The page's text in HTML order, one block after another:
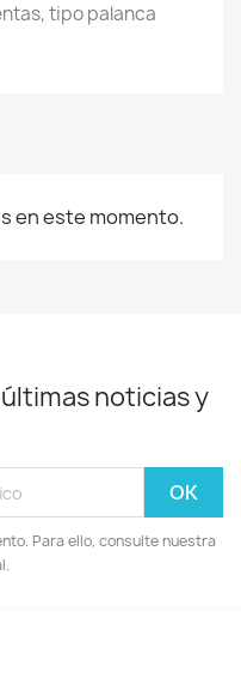
tipo palanca
en este momento.
noticias y
Para ello, consulte nuestra